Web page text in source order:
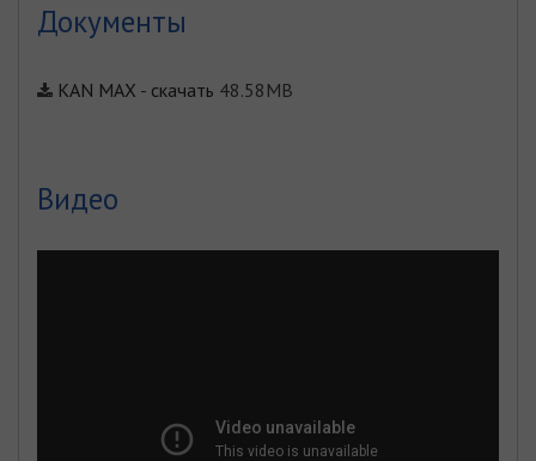
Документы
KAN MAX - скачать 48.58MB
Видео